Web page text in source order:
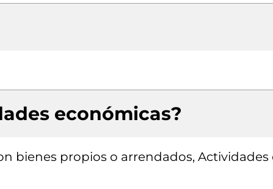
económicas?
bienes propios o arrendados, Actividades